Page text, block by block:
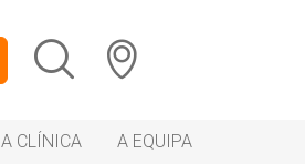
A CLÍNICA A EQUIPA